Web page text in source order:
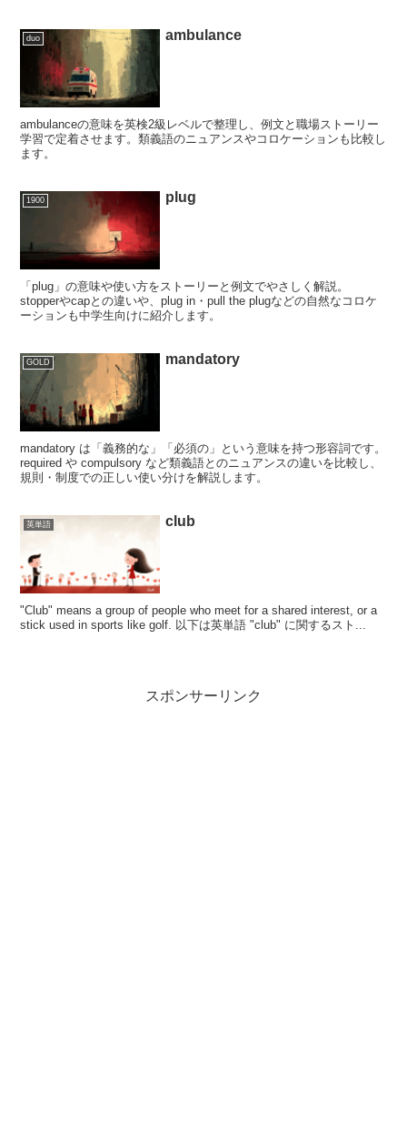
duo ambulance
ambulanceの意味を英検2級レベルで整理し、例文と職場ストーリー
学習で定着させます。類義語のニュアンスやコロケーションも比較し
ます。
1900 plug
「plug」の意味や使い方をストーリーと例文でやさしく解説。
stopperやcapとの違いや、plug in・pull the plugなどの自然なコロケ
ーションも中学生向けに紹介します。
GOLD mandatory
mandatory は「義務的な」「必須の」という意味を持つ形容詞です。
required や compulsory など類義語とのニュアンスの違いを比較し、
規則・制度での正しい使い分けを解説します。
英単語 club
"Club" means a group of people who meet for a shared interest, or a
stick used in sports like golf. 以下は英単語 "club" に関するスト...
スポンサーリンク